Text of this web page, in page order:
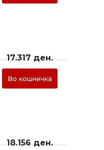
17.317 ден.
Во кошничка
18.156 ден.